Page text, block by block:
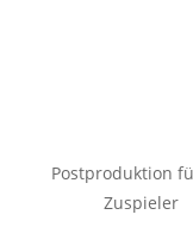
Postproduktion
Zuspieler